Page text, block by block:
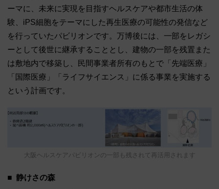
ーマに、未来に実現を目指すヘルスケアや都市生活の体
験、iPS細胞をテーマにした再生医療の可能性の発信など
を行っていたパビリオンです。万博後には、一部をレガシ
ーとして後世に継承することとし、建物の一部を残置また
は敷地内で移築し、民間事業者所有のもとで「先端医療」
「国際医療」「ライフサイエンス」に係る事業を実施する
という計画です。
大阪ヘルスケアパビリオンの一部も残されて再活用されます
静けさの森